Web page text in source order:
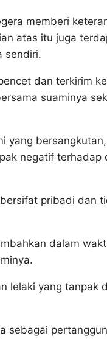
memberi
atas itu juga
sendiri.
dan terkirim
suaminya
yang
negatif terhadap
pribadi dan
dalam
lelaki yang tanpak
sebagai